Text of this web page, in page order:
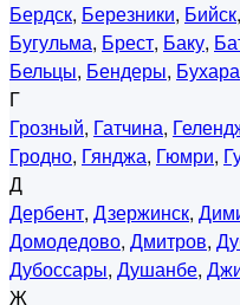
Бердск, Березники, Бийск,
Бугульма, Брест, Баку,
Бельцы, Бендеры, Бухара
Г
Грозный, Гатчина,
Гродно, Гянджа, Гюмри,
Д
Дербент, Дзержинск,
Домодедово, Дмитров,
Дубоссары, Душанбе,
Ж